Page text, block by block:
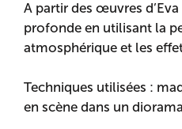
A partir des œuvres
profonde en utilisant la
atmosphérique et les
Techniques utilisées :
en scène dans un